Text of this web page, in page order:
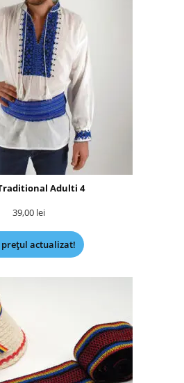
Adulti 4
39,00 lei
prețul actualizat!